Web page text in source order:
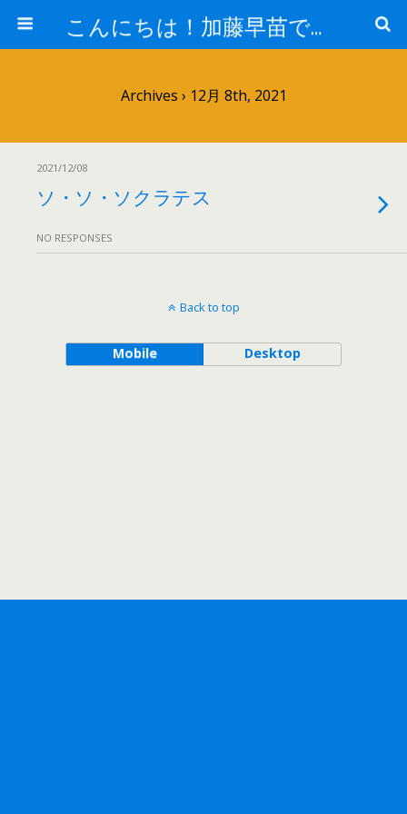
こんにちは！加藤早苗です。
Archives › 12月 8th, 2021
2021/12/08
ソ・ソ・ソクラテス
NO RESPONSES
Back to top
Mobile Desktop